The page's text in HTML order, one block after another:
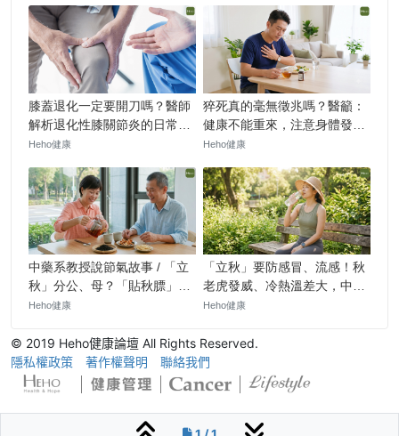
© 2019 Heho健康論壇 All Rights Reserved.
隱私權政策
著作權聲明 聯絡我們